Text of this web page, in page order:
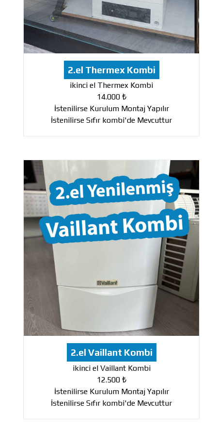
2.el Thermex Kombi
ikinci el Thermex Kombi
14.000 ₺
İstenilirse Kurulum Montaj Yapılır
İstenilirse Sıfır kombi'de Mevcuttur
2.el Vaillant Kombi
ikinci el Vaillant Kombi
12.500 ₺
İstenilirse Kurulum Montaj Yapılır
İstenilirse Sıfır kombi'de Mevcuttur